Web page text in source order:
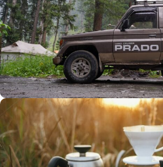
Alışverişe Başla
ARAÇ AKSESUARLARI
SATIŞ VE MONTAJ
Keşfet